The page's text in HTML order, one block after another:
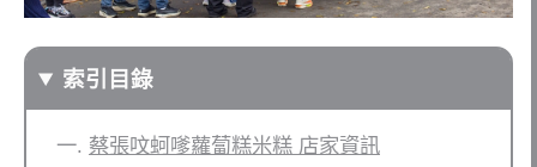
索引目錄
蔡張呅蚵嗲蘿蔔糕米糕 店家資訊